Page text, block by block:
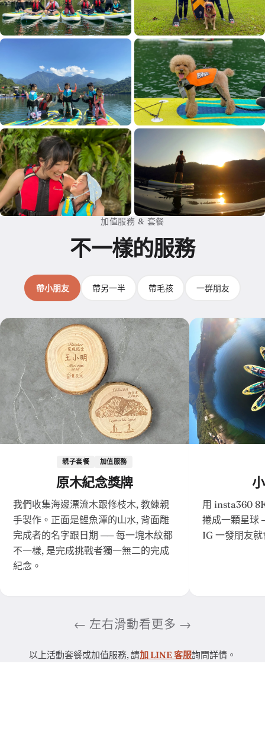
加值服務 & 套餐
不一樣的服務
帶小朋友 帶另一半 帶毛孩 一群朋友
親子套餐 加值服務
原木紀念獎牌
我們收集海邊漂流木跟修枝木, 教練親
手製作。正面是鯉魚潭的山水, 背面雕
完成者的名字跟日期 ── 每一塊木紋都
不一樣, 是完成挑戰者獨一無二的完成
紀念。
用 insta360
捲成一顆星球
IG 一發朋友
← 左右滑動看更多 →
以上活動套餐或加值服務, 請加 LINE 客服詢問詳情。